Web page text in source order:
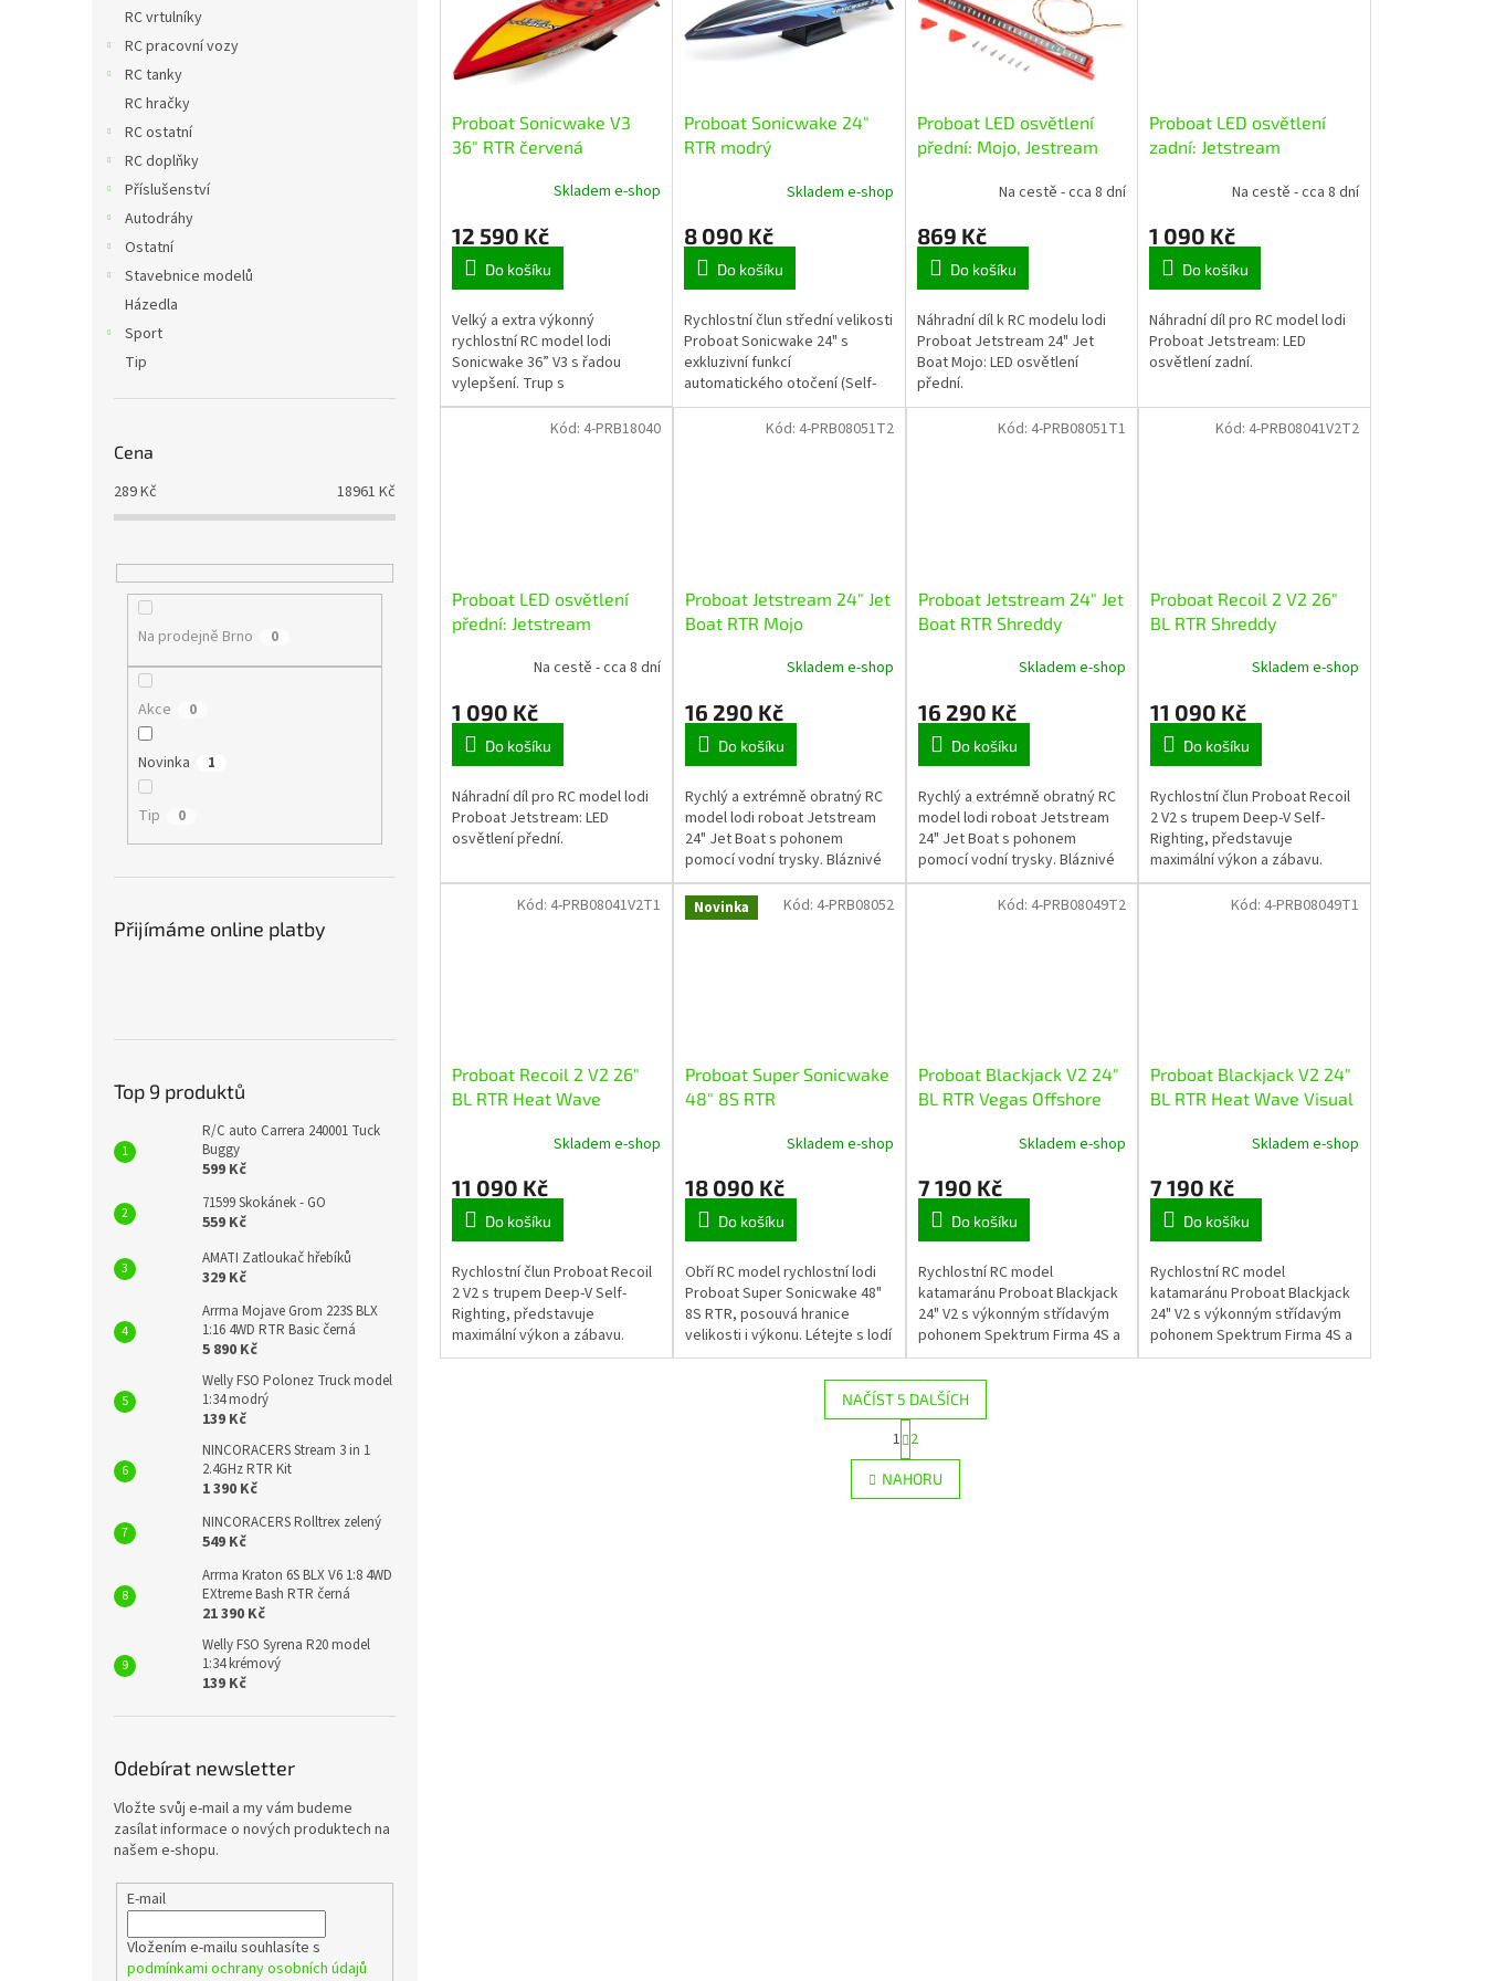
RC vrtulníky
RC pracovní vozy
RC tanky
RC hračky
RC ostatní
RC doplňky
Příslušenství
Autodráhy
Ostatní
Stavebnice modelů
Házedla
Sport
Tip
Cena
289Kč 18961 Kč
Na prodejně Brno 0
Akce 0
Novinka 1
Tip 0
Přijímáme online platby
Top 9 produktů
R/C auto Carrera 240001 Tuck
Buggy
599 Kč
71599 Skokánek - GO
559 Kč
AMATI Zatloukač hřebíků
329 Kč
Arrma Mojave Grom 223S BLX
1:16 4WD RTR Basic černá
5 890 Kč
Welly FSO Polonez Truck model
1:34 modrý
139 Kč
NINCORACERS Stream 3 in 1
2.4GHz RTR Kit
1 390 Kč
NINCORACERS Rolltrex zelený
549 Kč
Arrma Kraton 6S BLX V6 1:8 4WD
EXtreme Bash RTR černá
21 390 Kč
Welly FSO Syrena R20 model
1:34 krémový
139 Kč
Odebírat newsletter
Vložte svůj e-mail a my vám budeme
zasílat informace o nových produktech na
našem e-shopu.
E-mail
Vložením e-mailu souhlasíte s
podmínkami ochrany osobních údajů
Proboat Sonicwake V3
36" RTR červená
Skladem e-shop
12 590 Kč
Do košíku
Velký a extra výkonný
rychlostní RC model lodi
Sonicwake 36” V3 s řadou
vylepšení. Trup s
automatickým otáčením,
výměnná příď, dvojité vodní
Proboat Sonicwake 24"
RTR modrý
Skladem e-shop
8 090 Kč
Do košíku
Rychlostní člun střední velikosti
Proboat Sonicwake 24" s
exkluzivní funkcí
automatického otočení (Self-
righting). Instalován je vodou
chlazený střídavý motor
Proboat LED osvětlení
přední: Mojo, Jestream
Na cestě - cca 8 dní
869 Kč
Do košíku
Náhradní díl k RC modelu lodi
Proboat Jetstream 24" Jet
Boat Mojo: LED osvětlení
přední.
Proboat LED osvětlení
zadní: Jetstream
Na cestě - cca 8 dní
1 090 Kč
Do košíku
Náhradní díl pro RC model lodi
Proboat Jetstream: LED
osvětlení zadní.
Proboat LED osvětlení
přední: Jetstream
Na cestě - cca 8 dní
1 090 Kč
Do košíku
Náhradní díl pro RC model lodi
Proboat Jetstream: LED
osvětlení přední.
Kód: 4-PRB18040
Proboat Jetstream 24" Jet
Boat RTR Mojo
Skladem e-shop
16 290 Kč
Do košíku
Rychlý a extrémně obratný RC
model lodi roboat Jetstream
24" Jet Boat s pohonem
pomocí vodní trysky. Bláznivé
kousky umožňuje provádět
revers tahu a zesílené dno
lodi....
Kód: 4-PRB08051T2
Proboat Jetstream 24" Jet
Boat RTR Shreddy
Skladem e-shop
16 290 Kč
Do košíku
Rychlý a extrémně obratný RC
model lodi roboat Jetstream
24" Jet Boat s pohonem
pomocí vodní trysky. Bláznivé
kousky umožňuje provádět
revers tahu a zesílené dno
Kód: 4-PRB08051T1
Proboat Recoil 2 V2 26"
BL RTR Shreddy
Skladem e-shop
11 090 Kč
Do košíku
Rychlostní člun Proboat Recoil
2 V2 s trupem Deep-V Self-
Righting, představuje
maximální výkon a zábavu.
Rychlost až 55 km/hod! Nová
verze vysílače Spektrum SLT3.
Kód: 4-PRB08041V2T2
Proboat Recoil 2 V2 26"
BL RTR Heat Wave
Skladem e-shop
11 090 Kč
Do košíku
Rychlostní člun Proboat Recoil
2 V2 s trupem Deep-V Self-
Righting, představuje
maximální výkon a zábavu.
Rychlost až 55 km/hod! Nová
Kód: 4-PRB08041V2T1 Novinka
Proboat Super Sonicwake
48" 8S RTR
Skladem e-shop
18 090 Kč
Do košíku
Obří RC model rychlostní lodi
Proboat Super Sonicwake 48"
8S RTR, posouvá hranice
velikosti i výkonu. Létejte s lodí
nad hladinou rychlostí až 80 km
z hodinu! K tomu skvělá...
Kód: 4-PRB08052
Proboat Blackjack V2 24"
BL RTR Vegas Offshore
Skladem e-shop
7 190 Kč
Do košíku
Rychlostní RC model
katamaránu Proboat Blackjack
24" V2 s výkonným střídavým
pohonem Spektrum Firma 4S a
rychlostí až 48 km/h. Snadná
instalace baterií do trupu,
zjednodušené...
Kód: 4-PRB08049T2
Proboat Blackjack V2 24"
BL RTR Heat Wave Visual
Skladem e-shop
7 190 Kč
Do košíku
Rychlostní RC model
katamaránu Proboat Blackjack
24" V2 s výkonným střídavým
pohonem Spektrum Firma 4S a
rychlostí až 48 km/h. Snadná
Kód: 4-PRB08049T1
O
v
l
NAČÍST 5 DALŠÍCH
t
r
á
n
1 2
NAHORU